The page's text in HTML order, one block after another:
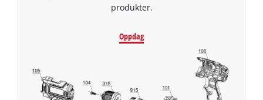
produkter.
Oppdag